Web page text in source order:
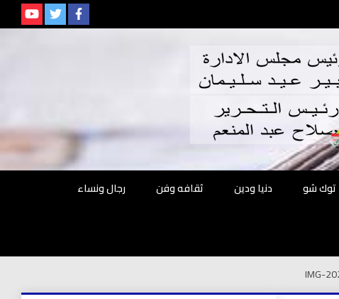
توك شو دنيا ودين ثقافه وفن
رجال ونساء
IMG-